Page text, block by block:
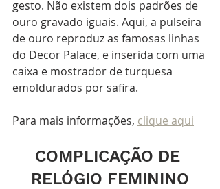
gesto. Não existem dois padrões de
ouro gravado iguais. Aqui, a pulseira
de ouro reproduz as famosas linhas
do Decor Palace, e inserida com uma
caixa e mostrador de turquesa
emoldurados por safira.
Para mais informações, clique aqui
COMPLICAÇÃO DE
RELÓGIO FEMININO